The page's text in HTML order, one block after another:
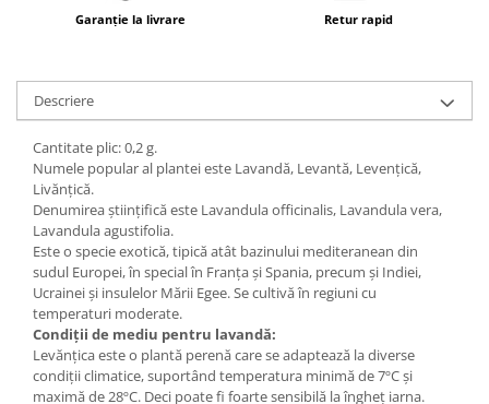
Garanție la livrare Retur rapid
Descriere
Cantitate plic: 0,2 g.
Numele popular al plantei este Lavandă, Levantă, Levențică,
Livănțică.
Denumirea științifică este Lavandula officinalis, Lavandula vera,
Lavandula agustifolia.
Este o specie exotică, tipică atât bazinului mediteranean din
sudul Europei, în special în Franța și Spania, precum și Indiei,
Ucrainei și insulelor Mării Egee. Se cultivă în regiuni cu
temperaturi moderate.
Condiții de mediu pentru lavandă:
Levănțica este o plantă perenă care se adaptează la diverse
condiții climatice, suportând temperatura minimă de 7ºC și
maximă de 28ºC. Deci poate fi foarte sensibilă la îngheț iarna.